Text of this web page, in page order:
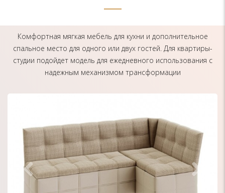
Комфортная мягкая мебель для кухни и дополнительное
спальное место для одного или двух гостей. Для квартиры-
студии подойдет модель для ежедневного использования с
надежным механизмом трансформации